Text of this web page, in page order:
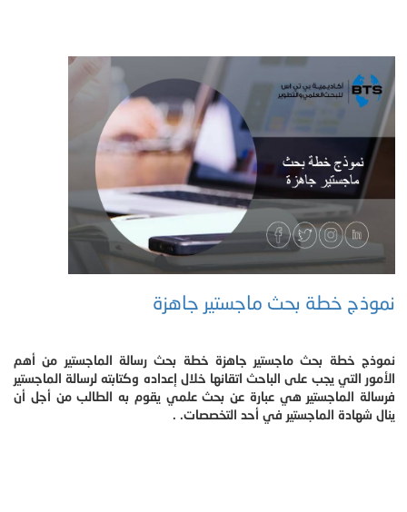
نموذج خطة بحث ماجستير جاهزة
نموذج خطة بحث ماجستير جاهزة خطة بحث رسالة الماجستير من أهم
الأمور التي يجب على الباحث اتقانها خلال إعداده وكتابته لرسالة الماجستير
فرسالة الماجستير هي عبارة عن بحث علمي يقوم به الطالب من أجل أن
ينال شهادة الماجستير في أحد التخصصات. .